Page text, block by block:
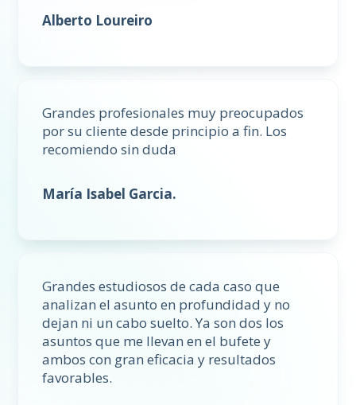
Alberto Loureiro
Grandes profesionales muy preocupados
por su cliente desde principio a fin. Los
recomiendo sin duda
María Isabel Garcia.
Grandes estudiosos de cada caso que
analizan el asunto en profundidad y no
dejan ni un cabo suelto. Ya son dos los
asuntos que me llevan en el bufete y
ambos con gran eficacia y resultados
favorables.